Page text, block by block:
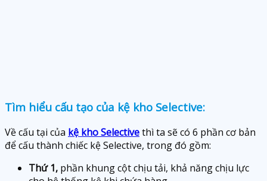
Tìm hiểu cấu tạo của kệ kho Selective:
Về cấu tại của kệ kho Selectivethì ta sẽ có 6 phần cơ bản
để cấu thành chiếc kệ Selective, trong đó gồm:
Thứ 1, phần khung cột chịu tải, khả năng chịu lực